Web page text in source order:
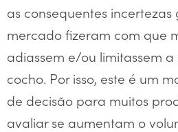
as consequentes
mercado fizeram com que
adiassem e/ou limitassem
cocho. Por isso, este é um
de decisão para muitos
avaliar se aumentam o